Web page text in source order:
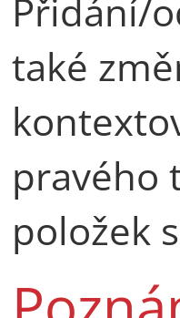
Přidání/
také
pravého
položek